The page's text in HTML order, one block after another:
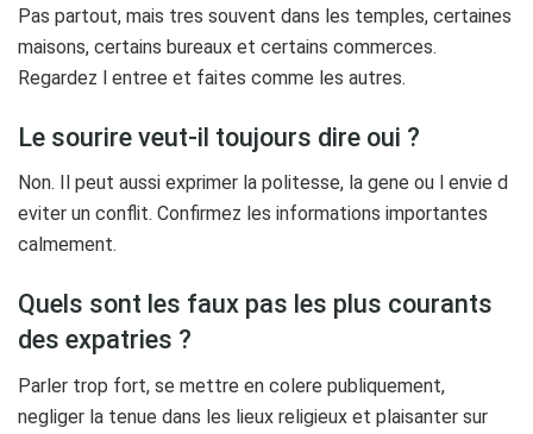
Pas partout, mais tres souvent dans les temples, certaines
maisons, certains bureaux et certains commerces.
Regardez l entree et faites comme les autres.
Le sourire veut-il toujours dire oui ?
Non. Il peut aussi exprimer la politesse, la gene ou l envie d
eviter un conflit. Confirmez les informations importantes
calmement.
Quels sont les faux pas les plus courants
des expatries ?
Parler trop fort, se mettre en colere publiquement,
negliger la tenue dans les lieux religieux et plaisanter sur